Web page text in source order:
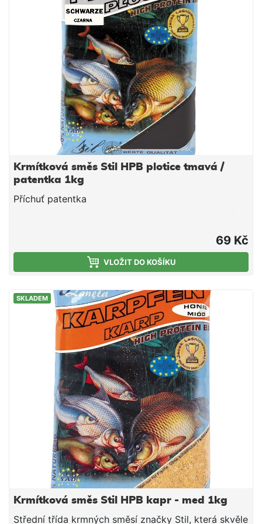
dosahovat skvělých výsledků.
Krmítková směs Stil HPB plotice tmavá /
patentka 1kg
Příchuť patentka
69 Kč
VLOŽIT DO KOŠÍKU
SKLADEM
Krmítková směs Stil HPB kapr - med 1kg
Střední třída krmných směsí značky Stil, která skvěle